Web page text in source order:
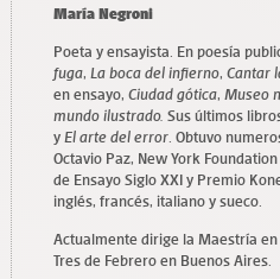
María Negroni
Poeta y ensayista. En poesía
fuga, La boca del infierno,Cantar
en ensayo,Ciudad gótica,Museo
mundo ilustrado.Sus últimos
y El arte del error . Obtuvo
Octavio Paz, New York
de Ensayo Siglo XXI y Premio
inglés, francés, italiano y sueco.
Actualmente dirige la Maestría
Tres de Febrero en Buenos Aires.